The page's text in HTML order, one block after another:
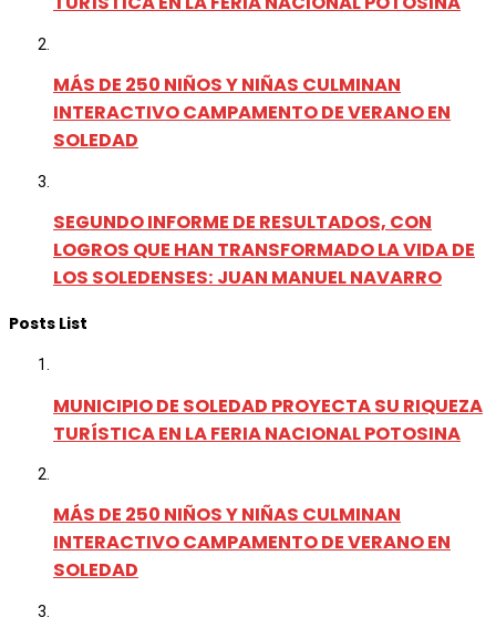
MÁS DE 250 NIÑOS Y NIÑAS CULMINAN
INTERACTIVO CAMPAMENTO DE VERANO EN
SOLEDAD
SEGUNDO INFORME DE RESULTADOS, CON
LOGROS QUE HAN TRANSFORMADO LA VIDA DE
LOS SOLEDENSES: JUAN MANUEL NAVARRO
Posts List
MUNICIPIO DE SOLEDAD PROYECTA SU RIQUEZA
TURÍSTICA EN LA FERIA NACIONAL POTOSINA
MÁS DE 250 NIÑOS Y NIÑAS CULMINAN
INTERACTIVO CAMPAMENTO DE VERANO EN
SOLEDAD